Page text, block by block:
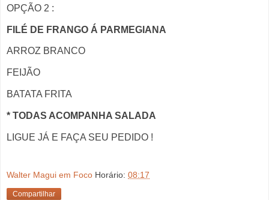
OPÇÃO 2 :
FILÉ DE FRANGO Á PARMEGIANA
ARROZ BRANCO
FEIJÃO
BATATA FRITA
* TODAS ACOMPANHA SALADA
LIGUE JÁ E FAÇA SEU PEDIDO !
Walter Magui em Foco Horário: 08:17
Compartilhar